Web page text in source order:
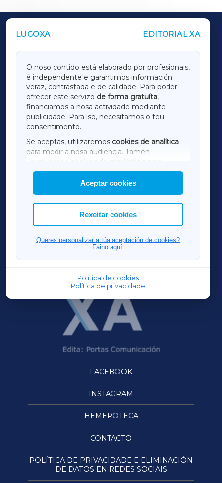
LUGOXA EDITORIAL XA
O noso contido está elaborado por profesionais,
é independente e garantimos información
veraz, contrastada e de calidade. Para poder
ofrecer este servizo de forma gratuíta,
financiamos a nosa actividade mediante
publicidade. Para iso, necesitamos o teu
consentimento.
Se aceptas, utilizaremos cookies de analítica
para medir a nosa audiencia. Tamén
utilizaremos
cookies de marketing
mostrar publicidade de terceiros.
Así mesmo, podes personalizar a elección das
cookies que desexas permitir.
Aceptar cookies
Rexeitar cookies
Queres personalizar a túa aceptación de cookies?
Faino aquí.
Política de cookies
Política de privacidade
OUTROS PERIÓDICOS
LUGOXA
TERRACHAXA
AMARIÑAXA
RIBEIRASACRAXA
ACORUÑAXA
FERROLXA
OURENSEXA
FACEBOOK
INSTAGRAM
HEMEROTECA
CONTACTO
POLÍTICA DE PRIVACIDADE E ELIMINACIÓN
DE DATOS EN REDES SOCIAIS